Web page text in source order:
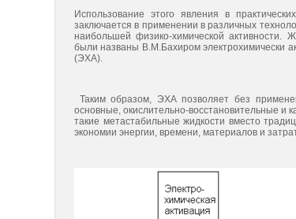
Использование этого явления в
заключается в применении в различных
наибольшей физико-химической активности.
были названы В.М.Бахиром электрохимически
(ЭХА).
Таким образом, ЭХА позволяет без
основные, окислительно-восстановительные и
такие метастабильные жидкости вместо
экономии энергии, времени, материалов и